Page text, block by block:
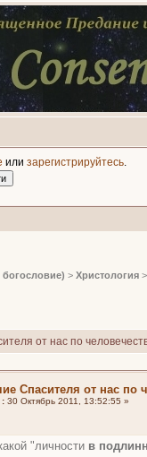
или зарегистрируйтесь
> Христология
от нас по
Спасителя от нас по
: 30 Октябрь 2011, 13:52:55 »
"личности в